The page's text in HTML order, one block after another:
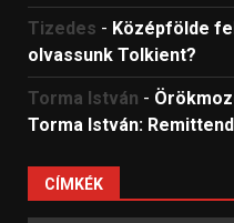
Tizedes - Középfölde
olvassunk Tolkient?
Torma István -
Torma István:
CÍMKÉK